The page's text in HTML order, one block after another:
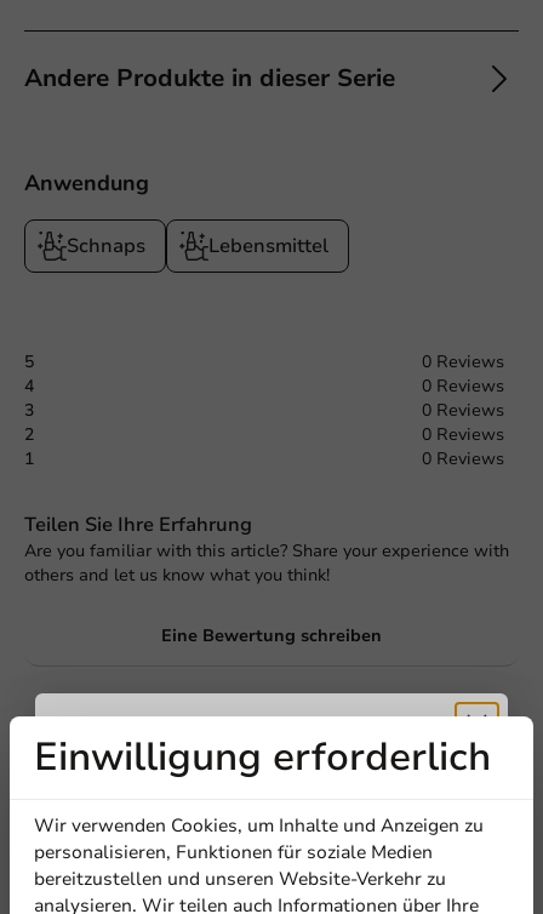
Andere Produkte in dieser Serie
Anwendung
Schnaps Lebensmittel
5
0 Reviews
4
0 Reviews
3
0 Reviews
2
0 Reviews
1
0 Reviews
Teilen Sie Ihre Erfahrung
Are you familiar with this article? Share your experience with
others and let us know what you think!
Eine Bewertung schreiben
Einwilligung erforderlich
Wir verwenden Cookies, um Inhalte und Anzeigen zu
personalisieren, Funktionen für soziale Medien
bereitzustellen und unseren Website-Verkehr zu
analysieren. Wir teilen auch Informationen über Ihre
Erhalten Sie
5% Rabatt